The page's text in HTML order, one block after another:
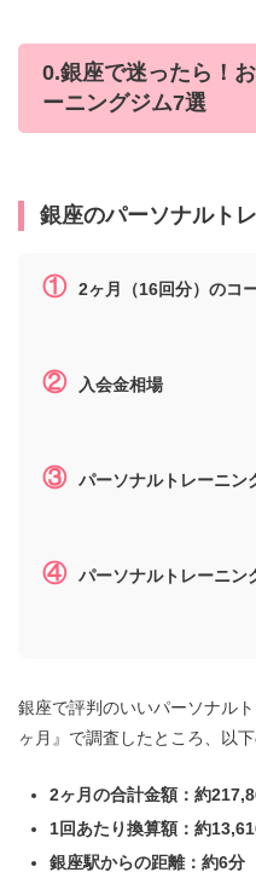
0.銀座で迷ったら！
ーニングジム7選
銀座のパーソナルト
① 2ヶ月（16回分）のコ
② 入会金相場
③ パーソナルトレーニン
④ パーソナルトレーニン
銀座で評判のいいパーソナル
ヶ月』で調査したところ、以
2ヶ月の合計金額：約
1回あたり換算額：約
銀座駅からの距離：約6分